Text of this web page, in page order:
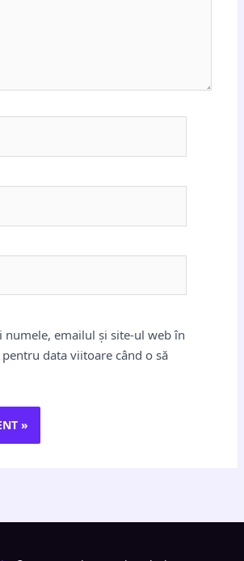
numele, emailul și site-ul web în
data viitoare când o să